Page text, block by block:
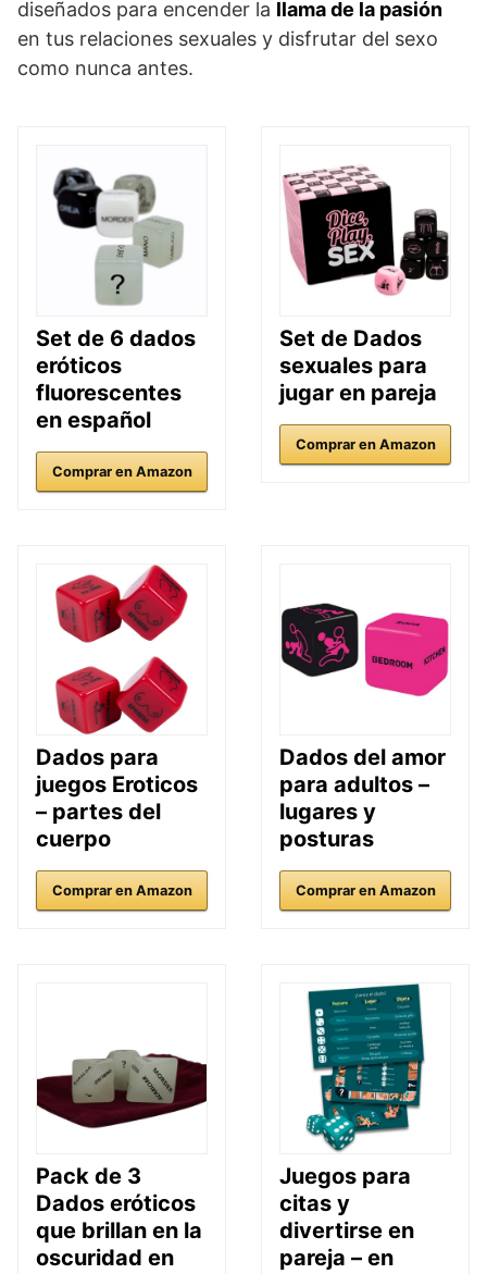
diseñados para encender la llama de la pasión
en tus relaciones sexuales y disfrutar del sexo
como nunca antes.
Set de 6 dados
eróticos
fluorescentes
en español
Comprar en Amazon
Set de Dados
sexuales para
jugar en pareja
Comprar en Amazon
Dados para
juegos Eroticos
– partes del
cuerpo
Comprar en Amazon
Dados del amor
para adultos –
lugares y
posturas
Comprar en Amazon
Pack de 3
Dados eróticos
que brillan en la
oscuridad en
Juegos para
citas y
divertirse en
pareja – en